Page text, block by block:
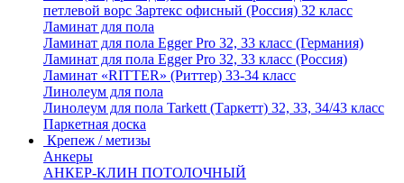
петлевой ворс Зартекс офисный (Россия) 32 класс
Ламинат для пола
Ламинат для пола Egger Pro 32, 33 класс (Германия)
Ламинат для пола Egger Pro 32, 33 класс (Россия)
Ламинат «RITTER» (Риттер) 33-34 класс
Линолеум для пола
Линолеум для пола Tarkett (Таркетт) 32, 33, 34/43 класс
Паркетная доска
Крепеж / метизы
Анкеры
АНКЕР-КЛИН ПОТОЛОЧНЫЙ